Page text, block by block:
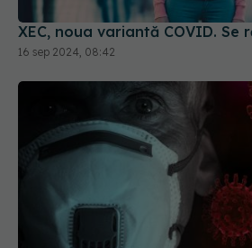
XEC, noua variantă COVID. Se
16 sep 2024, 08:42